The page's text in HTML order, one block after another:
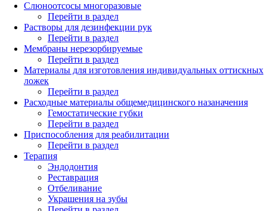
Слюноотсосы многоразовые
Перейти в раздел
Растворы для дезинфекции рук
Перейти в раздел
Мембраны нерезорбируемые
Перейти в раздел
Материалы для изготовления индивидуальных оттискных
ложек
Перейти в раздел
Расходные материалы общемедицинского назаначения
Гемостатические губки
Перейти в раздел
Приспособления для реабилитации
Перейти в раздел
Терапия
Эндодонтия
Реставрация
Отбеливание
Украшения на зубы